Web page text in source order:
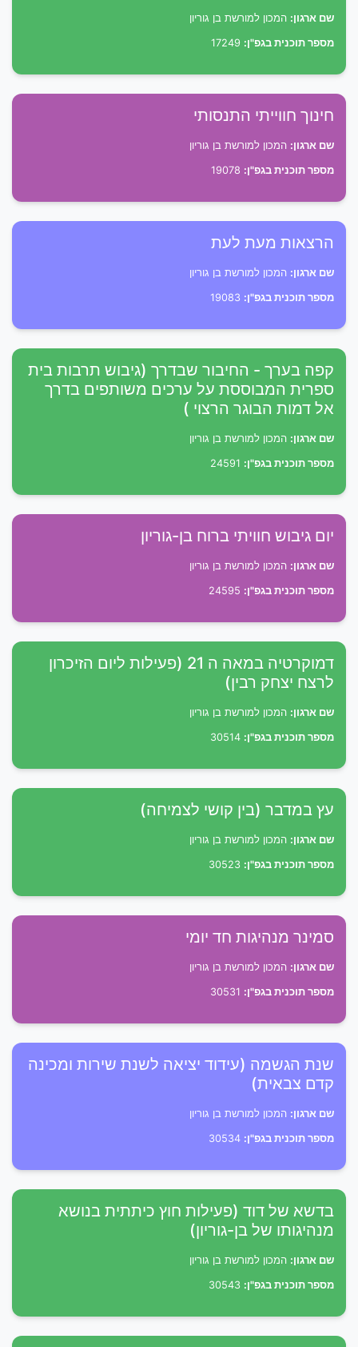
שם ארגון: המכון למורשת בן גוריון
מספר תוכנית בגפ"ן:
חינוך חווייתי התנסותי
שם ארגון: המכון למורשת בן גוריון
מספר תוכנית בגפ"ן:
הרצאות מעת לעת
שם ארגון: המכון למורשת בן גוריון
מספר תוכנית בגפ"ן:
קפה בערך - החיבור שבדרך (גיבוש תרבות בית
ספרית המבוססת על ערכים משותפים בדרך
אל דמות הבוגר הרצוי )
שם ארגון: המכון למורשת בן גוריון
מספר תוכנית בגפ"ן:
יום גיבוש חוויתי ברוח בן-גוריון
שם ארגון: המכון למורשת בן גוריון
מספר תוכנית בגפ"ן:
דמוקרטיה במאה ה 21 (פעילות ליום הזיכרון
לרצח יצחק רבין)
שם ארגון: המכון למורשת בן גוריון
מספר תוכנית בגפ"ן:
עץ במדבר (בין קושי לצמיחה)
שם ארגון: המכון למורשת בן גוריון
מספר תוכנית בגפ"ן:
סמינר מנהיגות חד יומי
שם ארגון: המכון למורשת בן גוריון
מספר תוכנית בגפ"ן:
שנת הגשמה (עידוד יציאה לשנת שירות ומכינה
קדם צבאית)
שם ארגון: המכון למורשת בן גוריון
מספר תוכנית בגפ"ן:
בדשא של דוד (פעילות חוץ כיתתית בנושא
מנהיגותו של בן-גוריון)
שם ארגון: המכון למורשת בן גוריון
מספר תוכנית בגפ"ן: